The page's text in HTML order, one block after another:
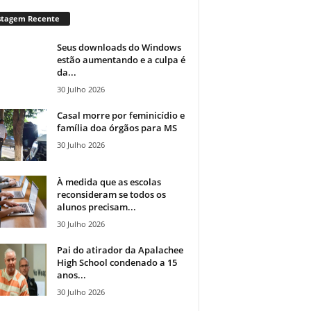
Recente
Seus downloads do Windows
estão aumentando e a culpa é
da...
30 Julho 2026
Casal morre por feminicídio e
família doa órgãos para MS
30 Julho 2026
À medida que as escolas
reconsideram se todos os
alunos precisam...
30 Julho 2026
Pai do atirador da Apalachee
High School condenado a 15
anos...
30 Julho 2026